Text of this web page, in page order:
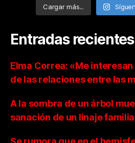
Cargar más...
Entradas recientes
Elma Correa: «Me
de las relaciones entre las
A la sombra de un árbol
sanación de un linaje